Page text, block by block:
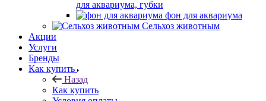
для аквариума, губки
фон для аквариума
Сельхоз животным
Акции
Услуги
Бренды
Как купить
Назад
Как купить